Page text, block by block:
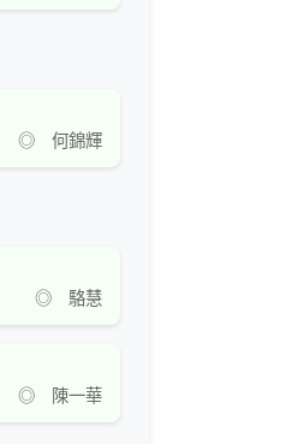
◎ 何錦輝
◎ 駱慧
◎ 陳一華